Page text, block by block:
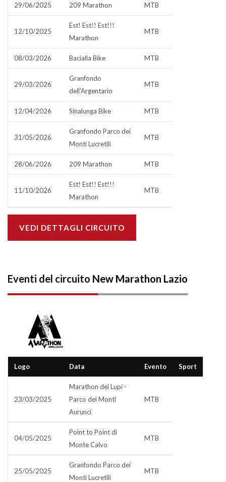
29/06/2025 209 Marathon MTB
12/10/2025
Est! Est!! Est!!!
Marathon
MTB
08/03/2026 Bacialla Bike MTB
29/03/2026
Granfondo
dell'Argentario
MTB
12/04/2026 Sinalunga Bike MTB
31/05/2026
Granfondo Parco dei
Monti Lucretili
MTB
28/06/2026 209 Marathon MTB
11/10/2026
Est! Est!! Est!!!
Marathon
MTB
VEDI DETTAGLI CIRCUITO
Eventi del circuito New Marathon Lazio
Logo Data Evento Sport
23/03/2025
Marathon dei Lupi -
Parco dei Monti
Aurunci
MTB
04/05/2025
Point to Point di
Monte Calvo
MTB
25/05/2025
Granfondo Parco dei
Monti Lucretili
MTB